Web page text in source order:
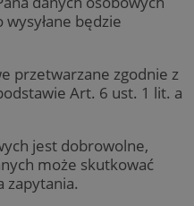
będzie
przetwarzane zgodnie z
Art. 6 ust. 1 lit. a
jest dobrowolne,
może skutkować
zapytania.